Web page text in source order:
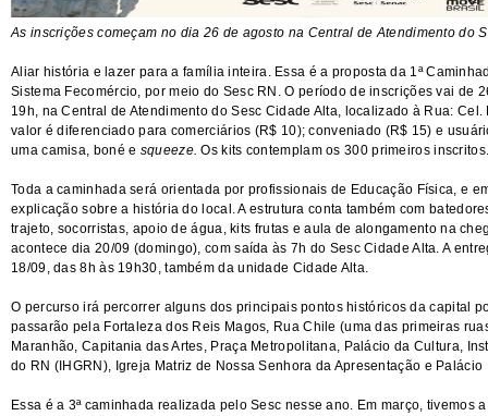
As inscrições começam no dia 26 de agosto na Central de Atendimento do
Aliar história e lazer para a família inteira. Essa é a proposta da 1ª
Sistema Fecomércio, por meio do Sesc RN. O período de inscrições vai de
19h, na Central de Atendimento do Sesc Cidade Alta, localizado à Rua: Cel.
valor é diferenciado para comerciários (R$ 10); conveniado (R$ 15) e
uma camisa, boné e squeeze.Os kits contemplam os 300 primeiros
Toda a caminhada será orientada por profissionais de Educação Física, e
explicação sobre a história do local. A estrutura conta também com
trajeto, socorristas, apoio de água, kits frutas e aula de alongamento na
acontece dia 20/09 (domingo), com saída às 7h do Sesc Cidade Alta. A
18/09, das 8h às 19h30, também da unidade Cidade Alta.
O percurso irá percorrer alguns dos principais pontos históricos da capital
passarão pela Fortaleza dos Reis Magos, Rua Chile (uma das primeiras
Maranhão, Capitania das Artes, Praça Metropolitana, Palácio da Cultura,
do RN (IHGRN), Igreja Matriz de Nossa Senhora da Apresentação e
Essa é a 3ª caminhada realizada pelo Sesc nesse ano. Em março, tivemos